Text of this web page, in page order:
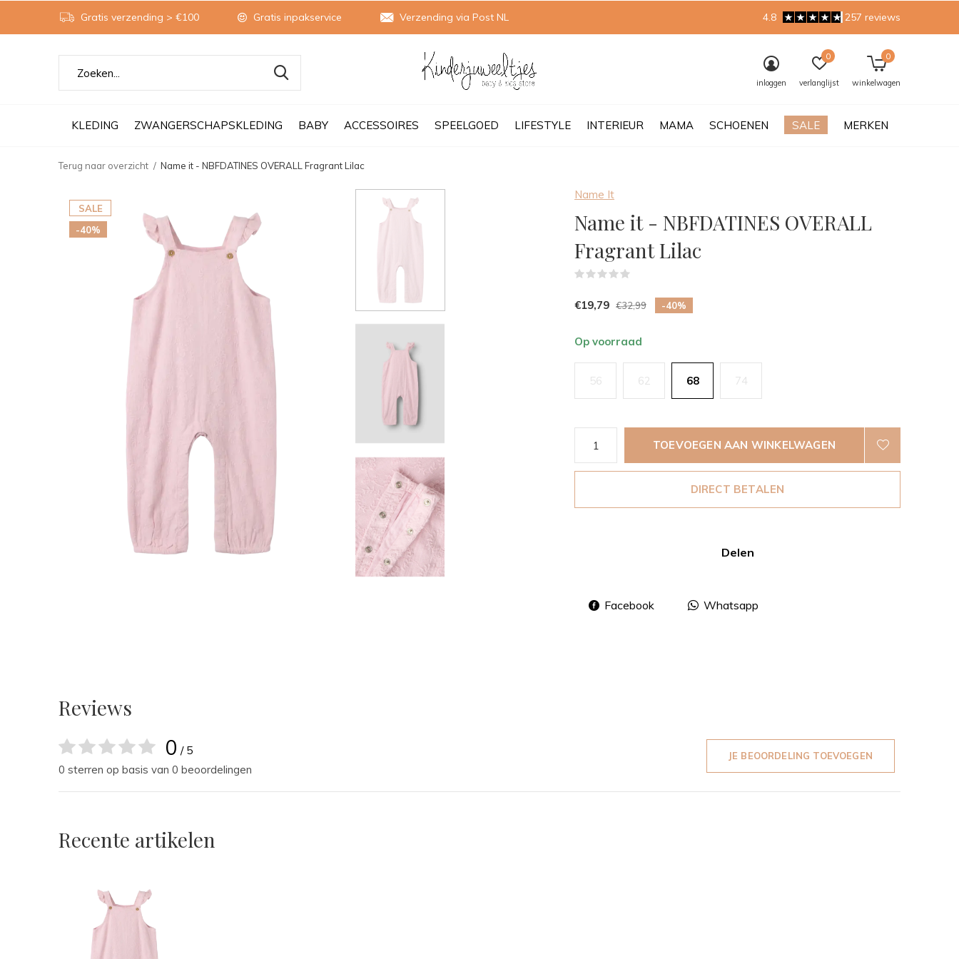
KLEDING ZWANGERSCHAPSKLEDING BABY ACCESSOIRES SPEELGOED LIFESTYLE INTERIEUR MAMA SCHOENEN SALE MERKEN
inloggen verlanglijst
0
winkelwagen
0
Gratis verzending > €100 Gratis inpakservice Verzending via Post NL 4.8 257 reviews
Terug naar overzicht Name it - NBFDATINES OVERALL Fragrant Lilac
SALE
-40%
Name It
Name it - NBFDATINES OVERALL
Fragrant Lilac
€19,79 €32,99 -40%
Op voorraad
56 62 68 74
TOEVOEGEN AAN WINKELWAGEN
DIRECT BETALEN
Delen
Facebook Whatsapp
Reviews
0 / 5
0 sterren op basis van 0 beoordelingen
JE BEOORDELING TOEVOEGEN
Recente artikelen